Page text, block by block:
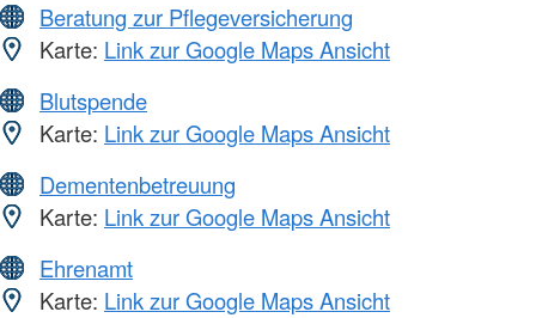
Beratung zur Pflegeversicherung
Karte: Link zur Google Maps Ansicht
Blutspende
Karte: Link zur Google Maps Ansicht
Dementenbetreuung
Karte: Link zur Google Maps Ansicht
Ehrenamt
Karte: Link zur Google Maps Ansicht